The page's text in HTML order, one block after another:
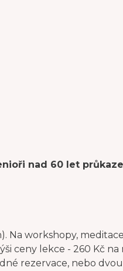
nad 60 let
Na workshopy,
ceny lekce - 260 Kč na
rezervace, nebo